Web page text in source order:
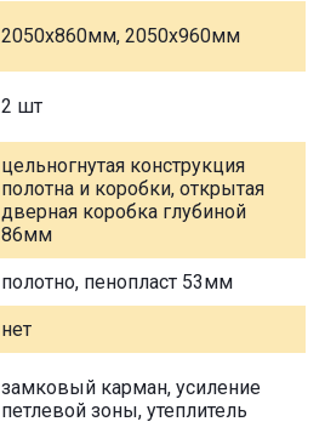
2050х860мм, 2050х960мм
2 шт
цельногнутая конструкция
полотна и коробки, открытая
дверная коробка глубиной
86мм
полотно, пенопласт 53мм
нет
замковый карман, усиление
петлевой зоны, утеплитель